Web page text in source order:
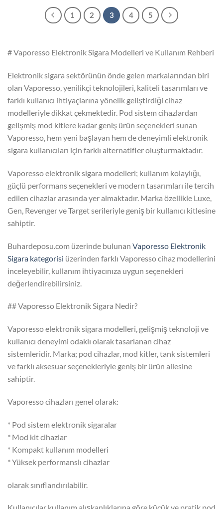
1 2 3 4 5
# Vaporesso Elektronik Sigara Modelleri ve Kullanım Rehberi
Elektronik sigara sektörünün önde gelen markalarından biri
olan Vaporesso, yenilikçi teknolojileri, kaliteli tasarımları ve
farklı kullanıcı ihtiyaçlarına yönelik geliştirdiği cihaz
modelleriyle dikkat çekmektedir. Pod sistem cihazlardan
gelişmiş mod kitlere kadar geniş ürün seçenekleri sunan
Vaporesso, hem yeni başlayan hem de deneyimli elektronik
sigara kullanıcıları için farklı alternatifler oluşturmaktadır.
Vaporesso elektronik sigara modelleri; kullanım kolaylığı,
güçlü performans seçenekleri ve modern tasarımları ile tercih
edilen cihazlar arasında yer almaktadır. Marka özellikle Luxe,
Gen, Revenger ve Target serileriyle geniş bir kullanıcı kitlesine
sahiptir.
Buhardeposu.com üzerinde bulunan Vaporesso Elektronik
Sigara kategorisi üzerinden farklı Vaporesso cihaz modellerini
inceleyebilir, kullanım ihtiyacınıza uygun seçenekleri
değerlendirebilirsiniz.
## Vaporesso Elektronik Sigara Nedir?
Vaporesso elektronik sigara modelleri, gelişmiş teknoloji ve
kullanıcı deneyimi odaklı olarak tasarlanan cihaz
sistemleridir. Marka; pod cihazlar, mod kitler, tank sistemleri
ve farklı aksesuar seçenekleriyle geniş bir ürün ailesine
sahiptir.
Vaporesso cihazları genel olarak:
* Pod sistem elektronik sigaralar
* Mod kit cihazlar
* Kompakt kullanım modelleri
* Yüksek performanslı cihazlar
olarak sınıflandırılabilir.